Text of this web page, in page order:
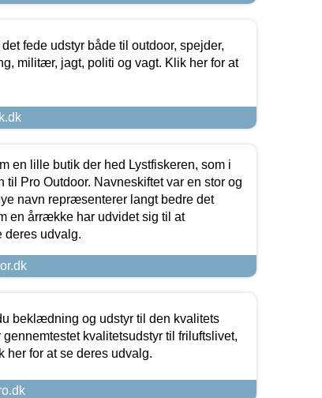
fede udstyr både til outdoor, spejder,
militær, jagt, politi og vagt. Klik her for at
en lille butik der hed Lystfiskeren, som i
til Pro Outdoor. Navneskiftet var en stor og
navn repræsenterer langt bedre det
en årrække har udvidet sig til at
deres udvalg.
beklædning og udstyr til den kvalitets
kvalitetsudstyr til friluftslivet,
her for at se deres udvalg.